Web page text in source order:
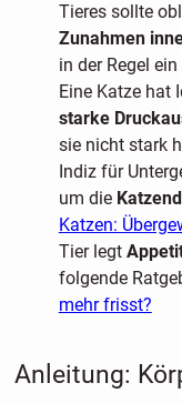
Tieres sollte
Zunahmen
in der Regel
Eine Katze hat
starke
sie nicht stark
Indiz für
um die
Katzen:
Tier legt
folgende
mehr frisst?
Anleitung: